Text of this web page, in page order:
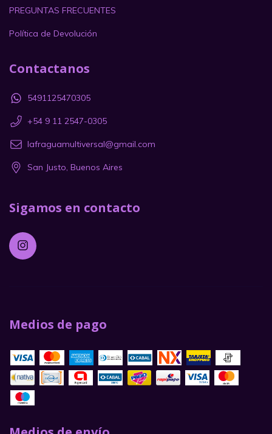
PREGUNTAS FRECUENTES
Política de Devolución
Contactanos
5491125470305
+54 9 11 2547-0305
lafraguamultiversal@gmail.com
San Justo, Buenos Aires
Sigamos en contacto
Medios de pago